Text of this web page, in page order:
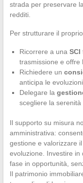
strada per preservare
redditi.
Per strutturare il
Ricorrere a una SCI
trasmissione e offre
Richiedere un
anticipa le
Delegare la
scegliere la serenità
Il supporto su misura
amministrativa:
gestione e valorizzare
evoluzione. Investire
fase in opportunità,
Il patrimonio